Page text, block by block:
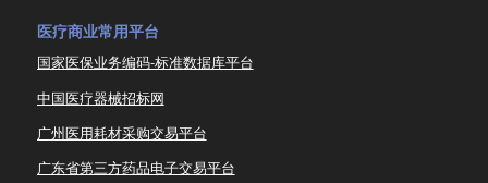
医疗商业常用平台
国家医保业务编码-标准数据库平台
中国医疗器械招标网
广州医用耗材采购交易平台
广东省第三方药品电子交易平台